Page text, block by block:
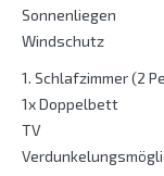
Sonnenliegen
Windschutz
1. Schlafzimmer (2
1x Doppelbett
TV